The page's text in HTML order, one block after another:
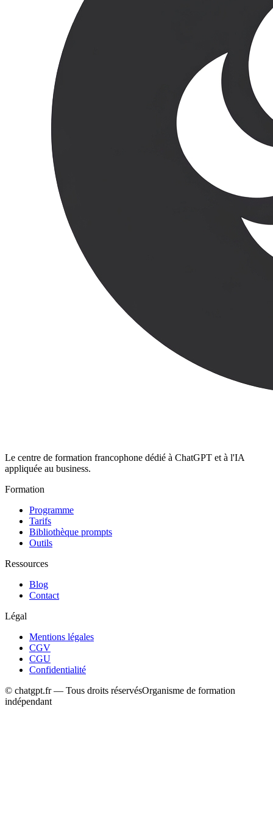
Le centre de formation francophone dédié à ChatGPT et à l'IA
appliquée au business.
Formation
Programme
Tarifs
Bibliothèque prompts
Outils
Ressources
Blog
Contact
Légal
Mentions légales
CGV
CGU
Confidentialité
© chatgpt.fr — Tous droits réservésOrganisme de formation
indépendant